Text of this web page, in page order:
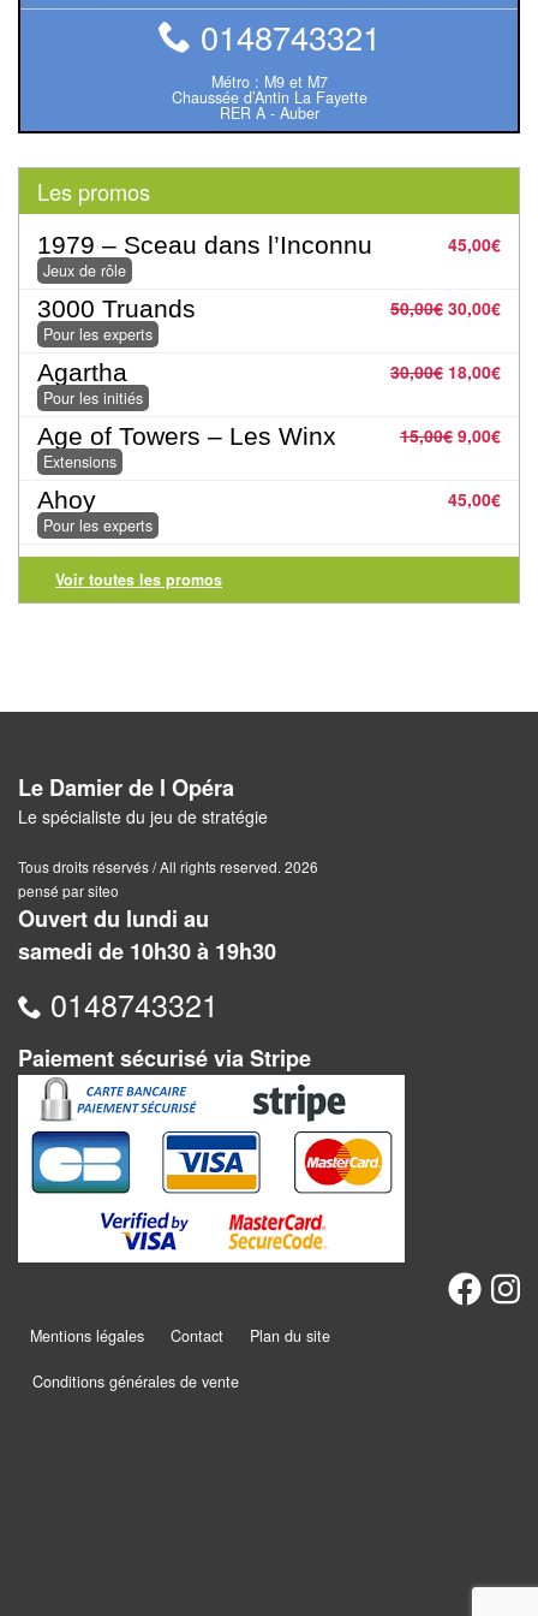
Go
Poker
Casino
Poker
Casino
Jeux
du
Monde
Awalé
Mah-
Jong
Shogi
Xiang
Qi
Nouveautés
Promotions
Chèques
Actualités
0148743321
Métro : M9 et M7
Chaussée d’Antin La Fayette
RER A - Auber
Les promos
45,00€
1979 – Sceau dans l’Inconnu
Jeux de rôle
50,00€ 30,00€
3000 Truands
Pour les experts
30,00€ 18,00€
Agartha
Pour les initiés
15,00€ 9,00€
Age of Towers – Les Winx
Extensions
45,00€
Ahoy
Pour les experts
Voir toutes les promos
Le Damier de l Opéra
Le spécialiste du jeu de stratégie
Tous droits réservés / All rights reserved. 2026
pensé par siteo
Ouvert du lundi au
samedi de 10h30 à 19h30
0148743321
Paiement sécurisé via Stripe
Mentions légales Contact Plan du site
Conditions générales de vente